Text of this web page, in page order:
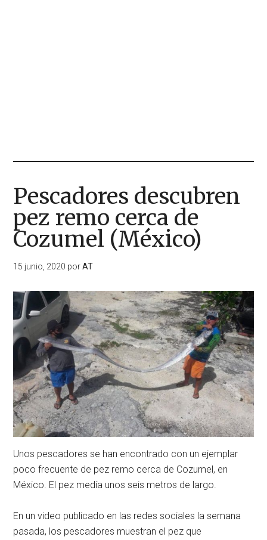
Pescadores descubren
pez remo cerca de
Cozumel (México)
15 junio, 2020 porAT
Unos pescadores se han encontrado con un ejemplar
poco frecuente de pez remo cerca de Cozumel, en
México. El pez medía unos seis metros de largo.
En un video publicado en las redes sociales la semana
pasada, los pescadores muestran el pez que